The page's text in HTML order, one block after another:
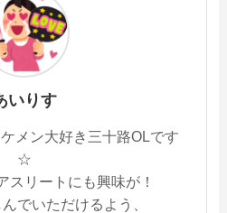
いりす
メン大好き三十路OLです
☆
スリートにも興味が！
でいただけるよう、